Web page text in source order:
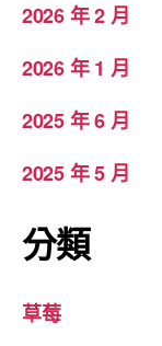
2026 年 2 月
2026 年 1 月
2025 年 6 月
2025 年 5 月
分類
草莓